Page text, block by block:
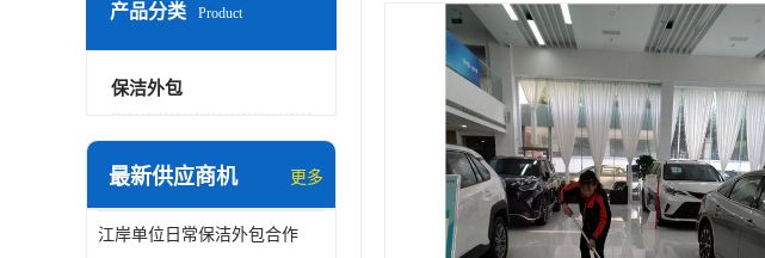
产品分类 Product
保洁外包
最新供应商机 更多
江岸单位日常保洁外包合作